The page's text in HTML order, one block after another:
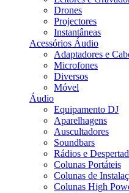
Drones
Projectores
Instantâneas
Acessórios Áudio
Adaptadores e
Microfones
Diversos
Móvel
Áudio
Equipamento DJ
Aparelhagens
Auscultadores
Soundbars
Rádios e
Colunas Portáteis
Colunas de
Colunas High